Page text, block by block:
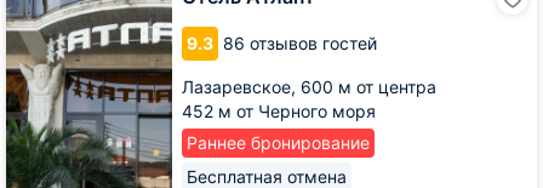
9.3 86 отзывов гостей
Лазаревское, 600 м от центра
452 м от Черного моря
Раннее бронирование
Бесплатная отмена
Атлант